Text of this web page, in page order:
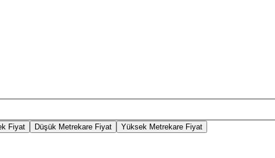
Fiyat Düşük Metrekare Fiyat Yüksek Metrekare Fiyat